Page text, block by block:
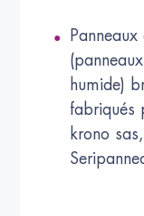
humide)
fabriqués
krono